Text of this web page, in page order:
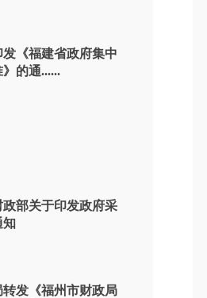
《福建省政府集中
的通......
部关于印发政府采
知
发《福州市财政局